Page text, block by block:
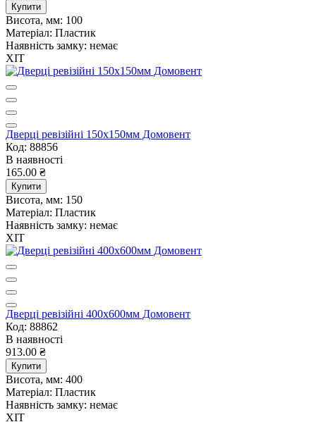
Купити
Висота, мм: 100
Матеріал: Пластик
Наявність замку: немає
ХІТ
Дверцi ревiзiйнi 150х150мм Домовент
Код: 88856
В наявності
165.00 ₴
Купити
Висота, мм: 150
Матеріал: Пластик
Наявність замку: немає
ХІТ
Дверцi ревiзiйнi 400х600мм Домовент
Код: 88862
В наявності
913.00 ₴
Купити
Висота, мм: 400
Матеріал: Пластик
Наявність замку: немає
ХІТ